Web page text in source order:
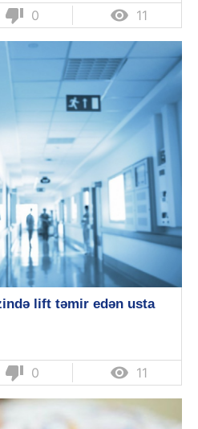
thumb_down 0  11
lift təmir edən usta
thumb_down 0  11